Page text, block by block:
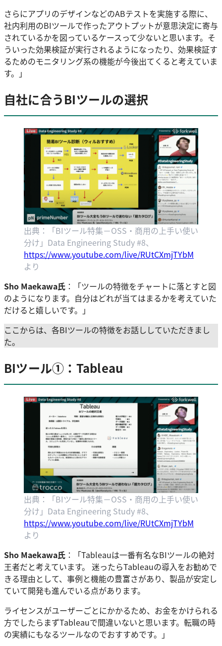
さらにアプリのデザインなどのABテストを実施する際に、
社内利用のBIツールで作ったアウトプットが意思決定に寄与
されているかを図っているケースって少ないと思います。そ
ういった効果検証が実行されるようになったり、効果検証す
るためのモニタリング系の機能が今後出てくると考えていま
す。」
自社に合うBIツールの選択
出典：「BIツール特集－OSS・商用の上手い使い
分け」Data Engineering Study #8、
https://www.youtube.com/live/RUtCXmjTYbM
より
Sho Maekawa氏 ：「ツールの特徴をチャートに落とすと図
のようになります。自分はどれが当てはまるかを考えていた
だけると嬉しいです。」
ここからは、各BIツールの特徴をお話ししていただきまし
た。
BIツール①：Tableau
出典：「BIツール特集－OSS・商用の上手い使い
分け」Data Engineering Study #8、
https://www.youtube.com/live/RUtCXmjTYbM
より
Sho Maekawa氏 ：「Tableauは一番有名なBIツールの絶対
王者だと考えています。 迷ったらTableauの導入をお勧めで
きる理由として、事例と機能の豊富さがあり、製品が安定し
ていて開発も進んでいる点があります。
ライセンスがユーザーごとにかかるため、お金をかけられる
方でしたらまずTableauで間違いないと思います。転職の時
の実績にもなるツールなのでおすすめです。」